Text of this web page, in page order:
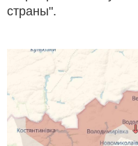
страны".